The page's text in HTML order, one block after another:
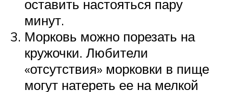
оставить настояться пару
минут.
Морковь можно порезать на
кружочки. Любители
«отсутствия» морковки в пище
могут натереть ее на мелкой